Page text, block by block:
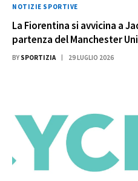
NOTIZIE SPORTIVE
La Fiorentina si avvicina a
partenza del Manchester
BY SPORTIZIA 29 LUGLIO 2026